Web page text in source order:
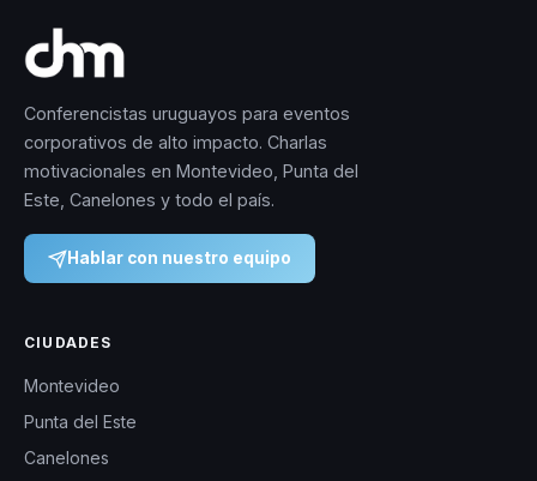
Conferencistas uruguayos para eventos
corporativos de alto impacto. Charlas
motivacionales en Montevideo, Punta del
Este, Canelones y todo el país.
Hablar con nuestro equipo
CIUDADES
Montevideo
Punta del Este
Canelones